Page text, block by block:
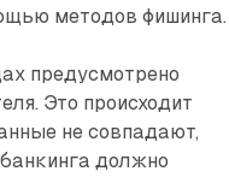
методов фишинга.
предусмотрено
Это происходит
не совпадают,
должно